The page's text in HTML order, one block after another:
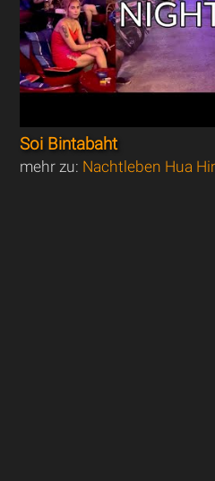
Soi Bintabaht
mehr zu: Nachtleben Hua